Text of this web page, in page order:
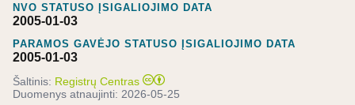
NVO STATUSO ĮSIGALIOJIMO DATA
2005-01-03
PARAMOS GAVĖJO STATUSO ĮSIGALIOJIMO DATA
2005-01-03
Šaltinis: Registrų Centras
Duomenys atnaujinti: 2026-05-25